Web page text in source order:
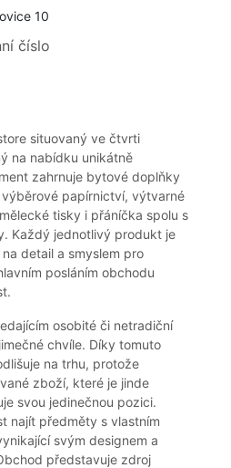
10
číslo
situovaný ve čtvrti
na nabídku unikátně
zahrnuje bytové doplňky
papírnictví, výtvarné
tisky i přáníčka spolu s
Každý jednotlivý produkt je
detail a smyslem pro
posláním obchodu
osobité či netradiční
chvíle. Díky tomuto
na trhu, protože
zboží, které je jinde
svou jedinečnou pozici.
najít předměty s vlastním
svým designem a
představuje zdroj